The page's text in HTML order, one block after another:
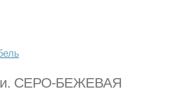
и. СЕРО-БЕЖЕВАЯ